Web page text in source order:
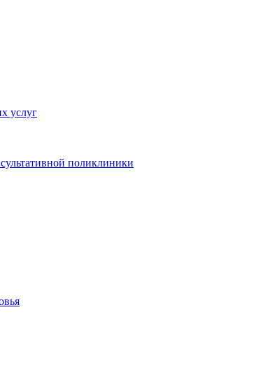
услуг
поликлиники